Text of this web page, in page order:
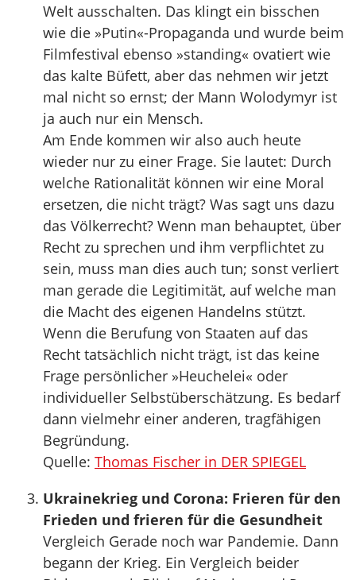
Welt ausschalten. Das klingt ein bisschen
wie die »Putin«-Propaganda und wurde beim
Filmfestival ebenso »standing« ovatiert wie
das kalte Büfett, aber das nehmen wir jetzt
mal nicht so ernst; der Mann Wolodymyr ist
ja auch nur ein Mensch.
Am Ende kommen wir also auch heute
wieder nur zu einer Frage. Sie lautet: Durch
welche Rationalität können wir eine Moral
ersetzen, die nicht trägt? Was sagt uns dazu
das Völkerrecht? Wenn man behauptet, über
Recht zu sprechen und ihm verpflichtet zu
sein, muss man dies auch tun; sonst verliert
man gerade die Legitimität, auf welche man
die Macht des eigenen Handelns stützt.
Wenn die Berufung von Staaten auf das
Recht tatsächlich nicht trägt, ist das keine
Frage persönlicher »Heuchelei« oder
individueller Selbstüberschätzung. Es bedarf
dann vielmehr einer anderen, tragfähigen
Begründung.
Quelle: Thomas Fischer in DER SPIEGEL
Ukrainekrieg und Corona: Frieren für den
Frieden und frieren für die Gesundheit
Vergleich Gerade noch war Pandemie. Dann
begann der Krieg. Ein Vergleich beider